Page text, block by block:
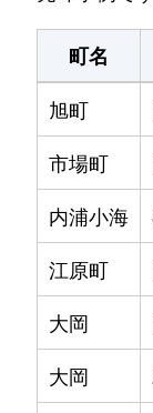
町名
旭町
市場町
内浦小海
江原町
大岡
大岡